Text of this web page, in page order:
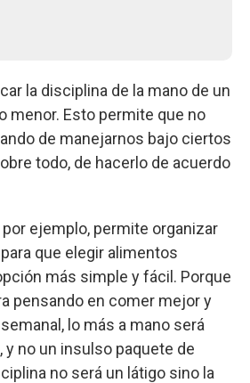
la disciplina de la mano de un
menor. Esto permite que no
de manejarnos bajo ciertos
todo, de hacerlo de acuerdo
por ejemplo, permite organizar
que elegir alimentos
más simple y fácil. Porque
pensando en comer mejor y
lo más a mano será
y no un insulso paquete de
no será un látigo sino la